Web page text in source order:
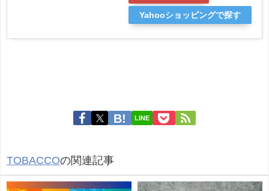
Yahooショッピングで探す
LINE
TOBACCOの関連記事